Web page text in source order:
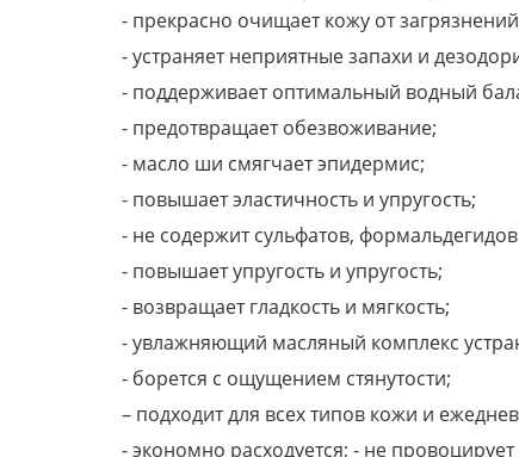
- прекрасно очищает кожу от
- устраняет неприятные запахи и
- поддерживает оптимальный водный
- предотвращает обезвоживание;
- масло ши смягчает эпидермис;
- повышает эластичность и упругость;
- не содержит сульфатов,
- повышает упругость и упругость;
- возвращает гладкость и мягкость;
- увлажняющий масляный комплекс
- борется с ощущением стянутости;
– подходит для всех типов кожи и
- экономно расходуется; - не